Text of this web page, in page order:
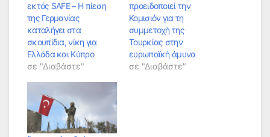
εκτός SAFE – Η πίεση
της Γερμανίας
καταλήγει στα
σκουπίδια, νίκη για
Ελλάδα και Κύπρο
σε "Διαβάστε"
προειδοποιεί την
Κομισιόν για τη
συμμετοχή της
Τουρκίας στην
ευρωπαϊκή άμυνα
σε "Διαβάστε"